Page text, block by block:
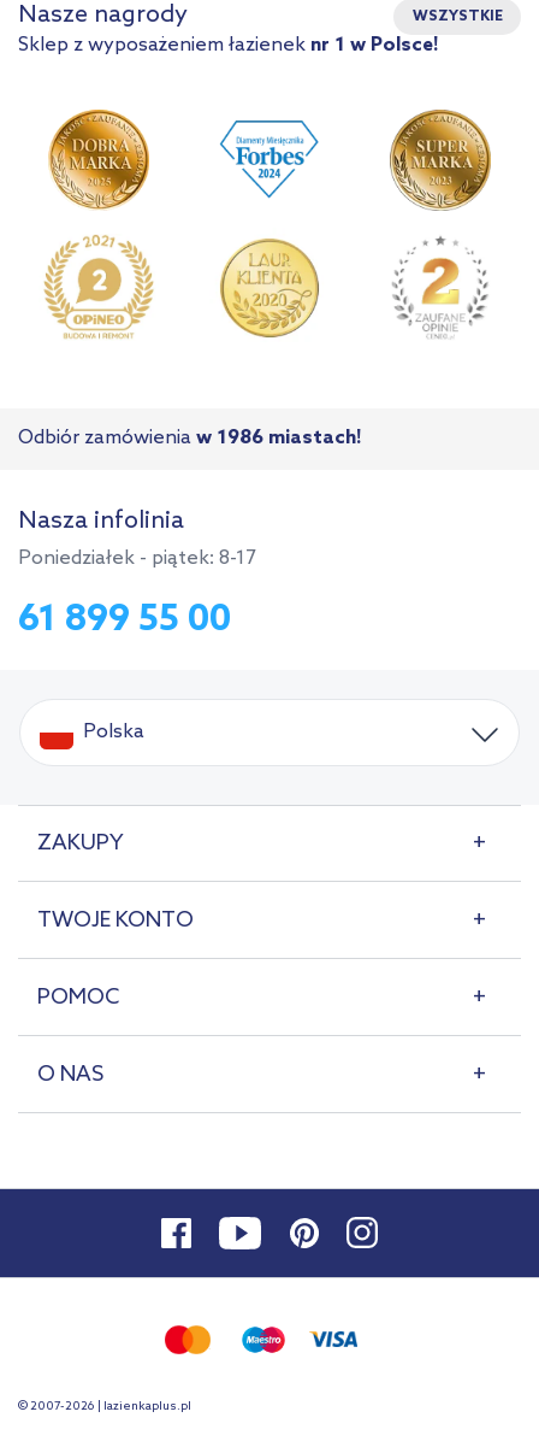
Nasze nagrody WSZYSTKIE
Sklep z wyposażeniem łazienek nr 1 w Polsce!
Odbiór zamówienia w 1986 miastach!
Nasza infolinia
Poniedziałek - piątek: 8-17
61 899 55 00
Polska
ZAKUPY
TWOJE KONTO
POMOC
O NAS
© 2007-2026 | lazienkaplus.pl